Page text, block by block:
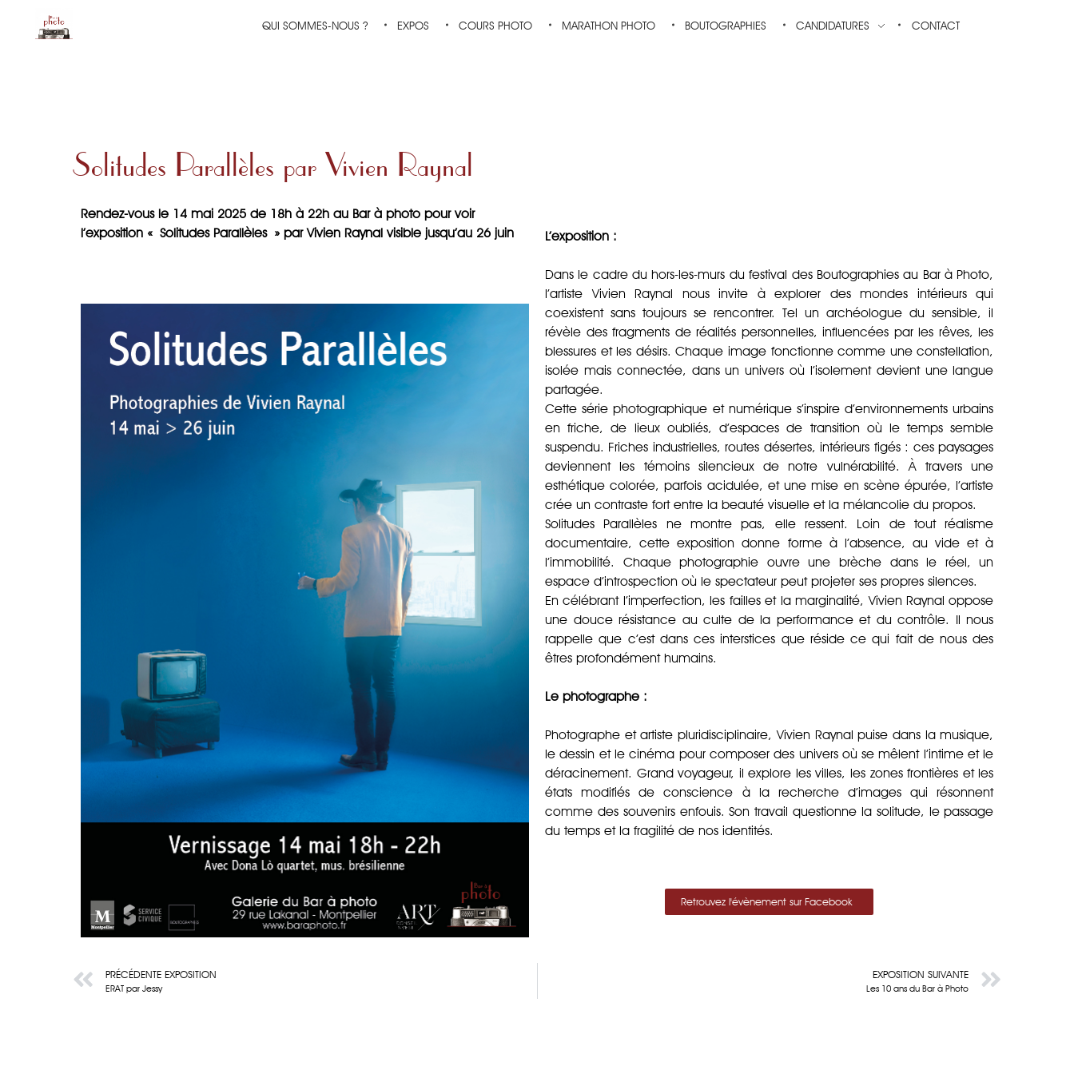
QUI SOMMES-NOUS ? EXPOS COURS PHOTO MARATHON PHOTO BOUTOGRAPHIES CANDIDATURES CONTACT
Solitudes Parallèles par Vivien Raynal
Rendez-vous le 14 mai 2025 de 18h à 22h au Bar à photo pour voir
l’exposition « Solitudes Parallèles » par Vivien Raynal visible jusqu’au 26 juin
L’exposition :
Dans le cadre du hors-les-murs du festival des Boutographies au Bar à Photo,
l’artiste Vivien Raynal nous invite à explorer des mondes intérieurs qui
coexistent sans toujours se rencontrer. Tel un archéologue du sensible, il
révèle des fragments de réalités personnelles, influencées par les rêves, les
blessures et les désirs. Chaque image fonctionne comme une constellation,
isolée mais connectée, dans un univers où l’isolement devient une langue
partagée.
Cette série photographique et numérique s’inspire d’environnements urbains
en friche, de lieux oubliés, d’espaces de transition où le temps semble
suspendu. Friches industrielles, routes désertes, intérieurs figés : ces paysages
deviennent les témoins silencieux de notre vulnérabilité. À travers une
esthétique colorée, parfois acidulée, et une mise en scène épurée, l’artiste
crée un contraste fort entre la beauté visuelle et la mélancolie du propos.
Solitudes Parallèles ne montre pas, elle ressent. Loin de tout réalisme
documentaire, cette exposition donne forme à l’absence, au vide et à
l’immobilité. Chaque photographie ouvre une brèche dans le réel, un
espace d’introspection où le spectateur peut projeter ses propres silences.
En célébrant l’imperfection, les failles et la marginalité, Vivien Raynal oppose
une douce résistance au culte de la performance et du contrôle. Il nous
rappelle que c’est dans ces interstices que réside ce qui fait de nous des
êtres profondément humains.
Le photographe :
Photographe et artiste pluridisciplinaire, Vivien Raynal puise dans la musique,
le dessin et le cinéma pour composer des univers où se mêlent l’intime et le
déracinement. Grand voyageur, il explore les villes, les zones frontières et les
états modifiés de conscience à la recherche d’images qui résonnent
comme des souvenirs enfouis. Son travail questionne la solitude, le passage
du temps et la fragilité de nos identités.
Retrouvez l'évènement sur Facebook
PRÉCÉDENTE EXPOSITION
ERAT par Jessy
EXPOSITION SUIVANTE
Les 10 ans du Bar à Photo